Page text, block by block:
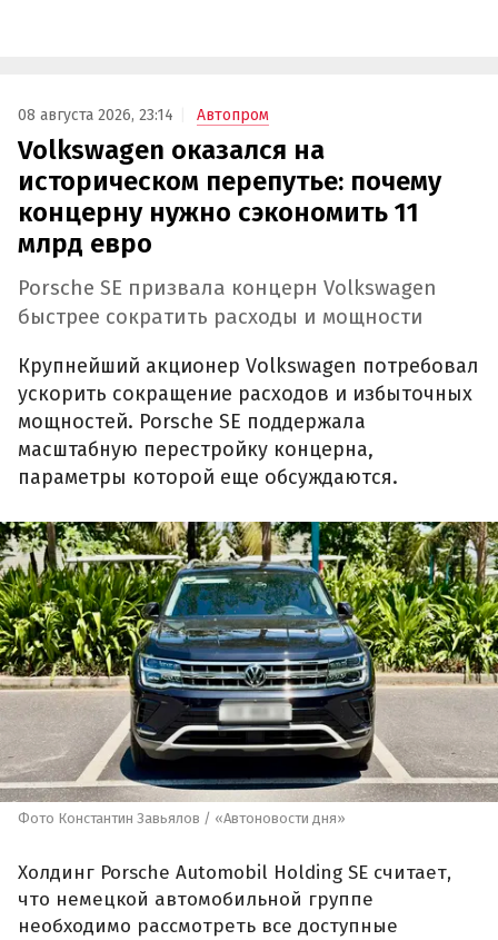
08 августа 2026, 23:14 Автопром
Volkswagen оказался на
историческом перепутье: почему
концерну нужно сэкономить 11
млрд евро
Porsche SE призвала концерн Volkswagen
быстрее сократить расходы и мощности
Крупнейший акционер Volkswagen потребовал
ускорить сокращение расходов и избыточных
мощностей. Porsche SE поддержала
масштабную перестройку концерна,
параметры которой еще обсуждаются.
Фото Константин Завьялов / «Автоновости дня»
Холдинг Porsche Automobil Holding SE считает,
что немецкой автомобильной группе
необходимо рассмотреть все доступные